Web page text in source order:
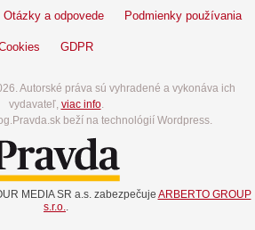
Otázky a odpovede Podmienky používania
GDPR
Autorské práva sú vyhradené a vykonáva ich
vydavateľ, viac info.
beží na technológií Wordpress.
MEDIA SR a.s. zabezpečuje ARBERTO GROUP
s.r.o..